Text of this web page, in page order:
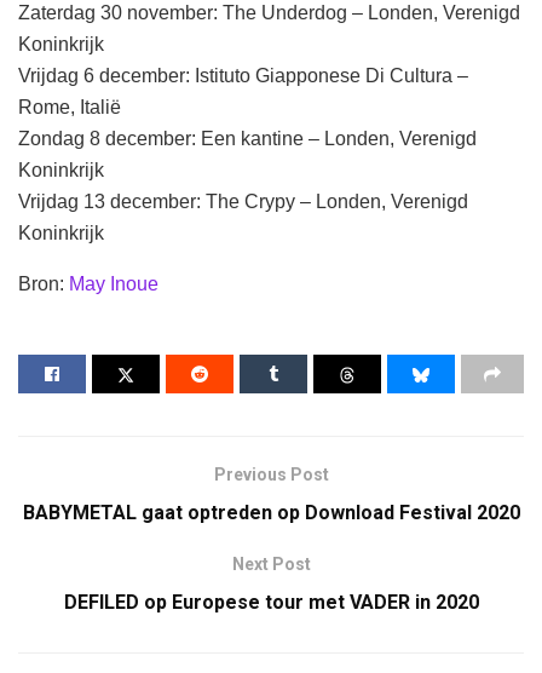
Zaterdag 30 november: The Underdog – Londen, Verenigd
Koninkrijk
Vrijdag 6 december: Istituto Giapponese Di Cultura –
Rome, Italië
Zondag 8 december: Een kantine – Londen, Verenigd
Koninkrijk
Vrijdag 13 december: The Crypy – Londen, Verenigd
Koninkrijk
Bron: May Inoue
Previous Post
BABYMETAL gaat optreden op Download Festival 2020
Next Post
DEFILED op Europese tour met VADER in 2020